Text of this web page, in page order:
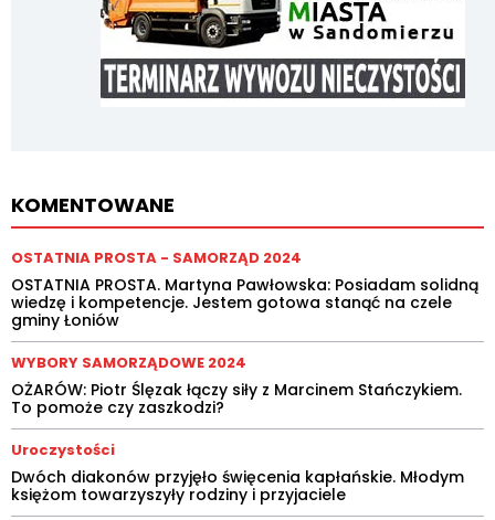
KOMENTOWANE
OSTATNIA PROSTA - SAMORZĄD 2024
OSTATNIA PROSTA. Martyna Pawłowska: Posiadam solidną
wiedzę i kompetencje. Jestem gotowa stanąć na czele
gminy Łoniów
WYBORY SAMORZĄDOWE 2024
OŻARÓW: Piotr Ślęzak łączy siły z Marcinem Stańczykiem.
To pomoże czy zaszkodzi?
Uroczystości
Dwóch diakonów przyjęło święcenia kapłańskie. Młodym
księżom towarzyszyły rodziny i przyjaciele